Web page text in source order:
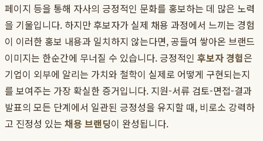
페이지 등을 통해 자사의 긍정적인 문화를 홍보하는 데 많은 노력
을 기울입니다. 하지만 후보자가 실제 채용 과정에서 느끼는 경험
이 이러한 홍보 내용과 일치하지 않는다면, 공들여 쌓아온 브랜드
이미지는 한순간에 무너질 수 있습니다. 긍정적인 후보자 경험은
기업이 외부에 알리는 가치와 철학이 실제로 어떻게 구현되는지
를 보여주는 가장 확실한 증거입니다. 지원-서류 검토-면접-결과
발표의 모든 단계에서 일관된 긍정성을 유지할 때, 비로소 강력하
고 진정성 있는 채용 브랜딩이 완성됩니다.